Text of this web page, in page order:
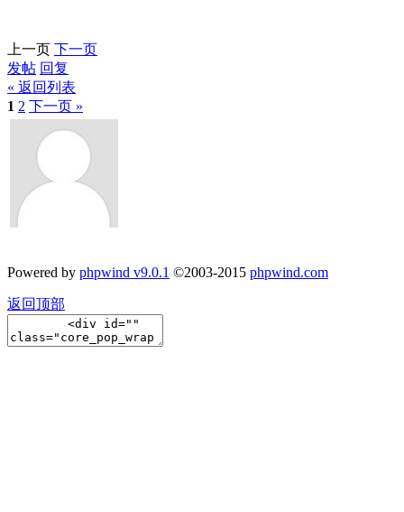
上一页 下一页
发帖 回复
« 返回列表
1 2 下一页 »
Powered by phpwind v9.0.1 ©2003-2015 phpwind.com
返回顶部